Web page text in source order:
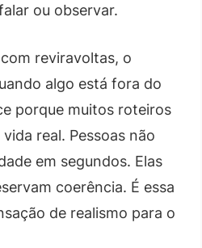
ou observar.
reviravoltas, o
algo está fora do
porque muitos roteiros
real. Pessoas não
em segundos. Elas
coerência. É essa
de realismo para o